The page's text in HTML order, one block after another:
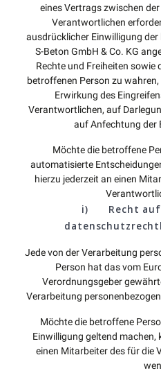
eines Vertrags zwischen
Verantwortlichen
ausdrücklicher Einwilligung
S-Beton GmbH & Co. KG
Rechte und Freiheiten sowie
betroffenen Person zu
Erwirkung des
Verantwortlichen, auf
auf Anfechtung der
Möchte die betroffene
automatisierte
hierzu jederzeit an einen
i) Recht auf
Jede von der Verarbeitung
Person hat das vom
Verordnungsgeber
Verarbeitung
Möchte die betroffene
Einwilligung geltend machen,
einen Mitarbeiter des für die